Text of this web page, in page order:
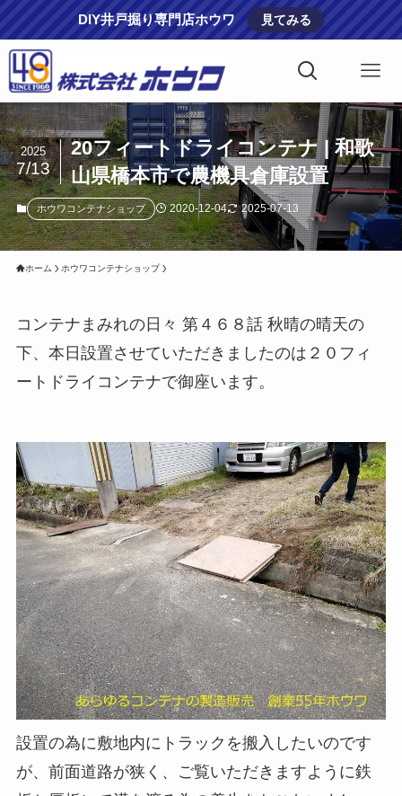
DIY井戸掘り専門店ホウワ 見てみる
20フィートドライコンテナ | 和歌
山県橋本市で農機具倉庫設置
2025
7/13
ホウワコンテナショップ 2020-12-04 2025-07-13
ホーム ホウワコンテナショップ
コンテナまみれの日々 第４６８話 秋晴の晴天の
下、本日設置させていただきましたのは２０フィ
ートドライコンテナで御座います。
設置の為に敷地内にトラックを搬入したいのです
が、前面道路が狭く、ご覧いただきますように鉄